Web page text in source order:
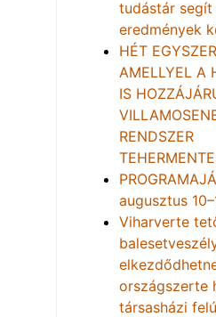
tudástár
eredmények
HÉT
AMELLYEL A
IS
RENDSZER
augusztus
Viharverte
országszerte
társasházi